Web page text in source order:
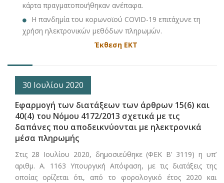
κάρτα πραγματοποιήθηκαν ανέπαφα.
H πανδημία του κορωνοϊού COVID-19 επιτάχυνε τη
χρήση ηλεκτρονικών μεθόδων πληρωμών.
Έκθεση ΕΚΤ
30 Ιουλίου 2020
Εφαρμογή των διατάξεων των άρθρων 15(6) και
40(4) του Νόμου 4172/2013 σχετικά με τις
δαπάνες που αποδεικνύονται με ηλεκτρονικά
μέσα πληρωμής
Στις 28 Ιουλίου 2020, δημοσιεύθηκε (ΦΕΚ Β’ 3119) η υπ’
αριθμ. Α. 1163 Υπουργική Απόφαση, με τις διατάξεις της
οποίας ορίζεται ότι, από το φορολογικό έτος 2020 και